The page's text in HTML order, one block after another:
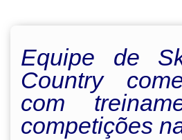
Equipe de
Country
com
competições